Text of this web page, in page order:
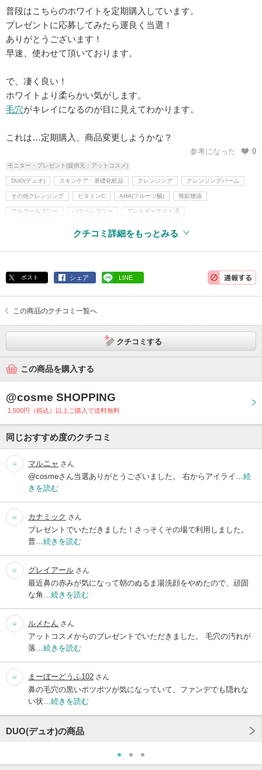
普段はこちらのホワイトを定期購入しています。
プレゼントに応募してみたら運良く当選！
ありがとうございます！
早速、使わせて頂いております。
で、凄く良い！
ホワイトより柔らかい気がします。
毛穴がキレイになるのが目に見えてわかります。
これは…定期購入、商品変更しようかな？
参考になった 0
モニター・プレゼント(提供元：アットコスメ)
DUO(デュオ) スキンケア・基礎化粧品 クレンジング クレンジングバーム
その他クレンジング ビタミンC AHA(フルーツ酸) 無鉱物油
アルコールフリー パラベンフリー アレルギーテスト済
クチコミ詳細をもっとみる
ポスト シェア LINE
この商品のクチコミ一覧へ
クチコミする
この商品を購入する
@cosme SHOPPING
1,500円（税込）以上ご購入で送料無料
同じおすすめ度のクチコミ
マルニャ さん
@cosmeさん当選ありがとうございました。 右からアイライ… 続
きを読む
カナミック さん
プレゼントでいただきました！さっそくその場で利用しました。
普… 続きを読む
グレイアール さん
最近鼻の赤みが気になって朝のぬるま湯洗顔をやめたので、頑固
な角… 続きを読む
ルメたん さん
アットコスメからのプレゼントでいただきました。 毛穴の汚れが
落… 続きを読む
まーぼーどうふ102 さん
鼻の毛穴の黒いポツポツが気になっていて、ファンデでも隠れな
い状… 続きを読む
DUO(デュオ)の商品